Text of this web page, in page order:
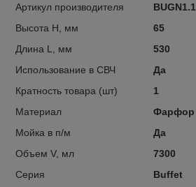
Артикул производителя
BUGN1.1
Высота H, мм
65
Длина L, мм
530
Использование в СВЧ
Да
Кратность товара (шт)
1
Материал
Фарфор
Мойка в п/м
Да
Объем V, мл
7300
Серия
Buffet